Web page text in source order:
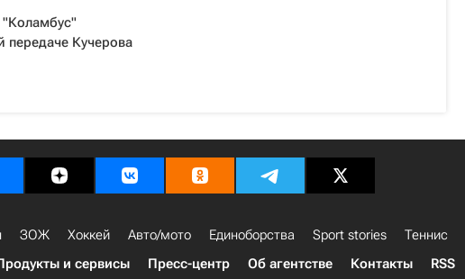
передаче Кучерова
ЗОЖ Хоккей Авто/мото Единоборства Sport stories Теннис
и сервисы Пресс-центр Об агентстве Контакты RSS